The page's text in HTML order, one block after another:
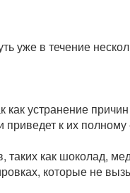
уже в течение
устранение
к их полному
как шоколад,
которые не